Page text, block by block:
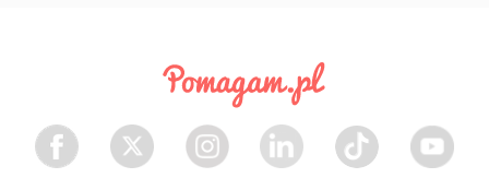
Facebook Twitter Instagram LinkedIn TikTok Youtube